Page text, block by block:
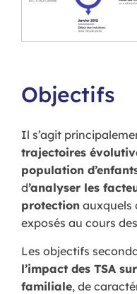
Objectifs
Il s’agit
trajectoires
population
d’analyser les
protection auxquels
exposés au cours
Les objectifs
l’impact des TSA
familiale, de